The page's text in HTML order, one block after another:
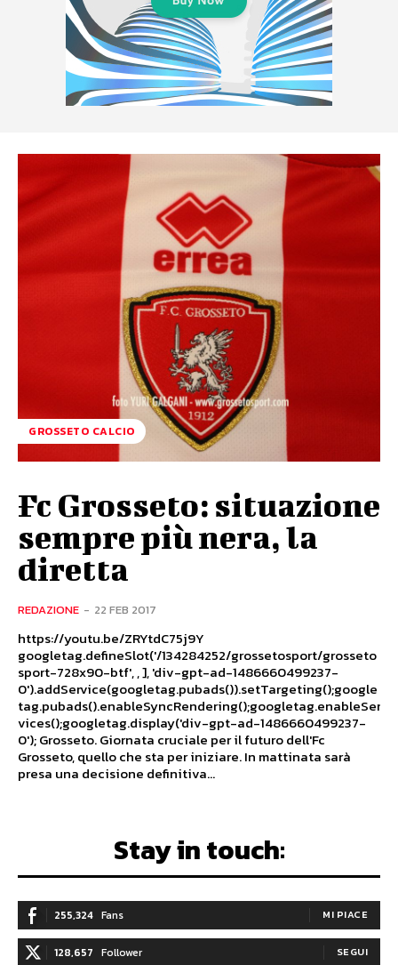
GROSSETO CALCIO
Fc Grosseto: situazione
sempre più nera, la
diretta
REDAZIONE - 22 FEB 2017
https://youtu.be/ZRYtdC75j9Y
googletag.defineSlot('/134284252/grossetosport/grosseto
sport-728x90-btf', , ], 'div-gpt-ad-1486660499237-
0').addService(googletag.pubads()).setTargeting();google
tag.pubads().enableSyncRendering();googletag.enableSer
vices();googletag.display('div-gpt-ad-1486660499237-
0'); Grosseto. Giornata cruciale per il futuro dell'Fc
Grosseto, quello che sta per iniziare. In mattinata sarà
presa una decisione definitiva...
Stay in touch:
255,324 Fans MI PIACE
128,657 Follower SEGUI